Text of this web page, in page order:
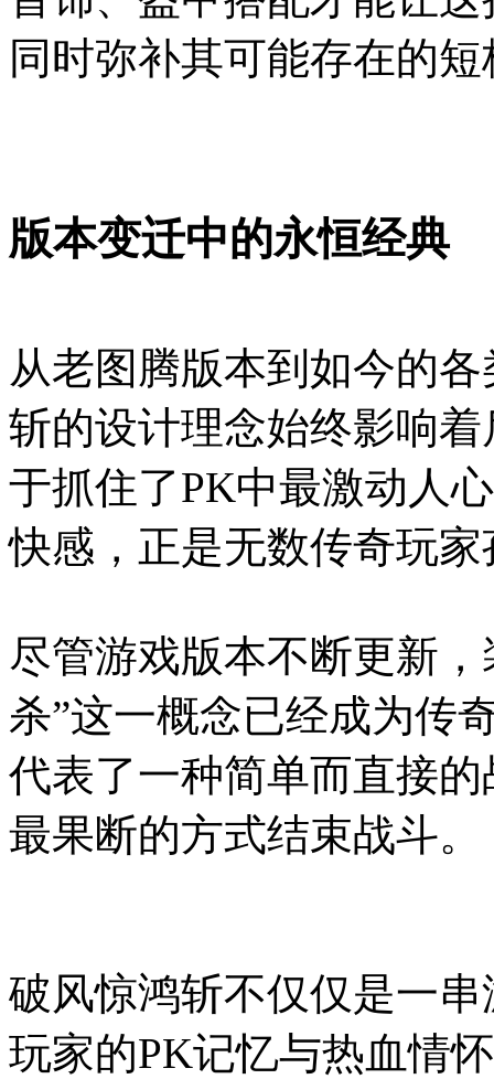
同时弥补其可能存在的短
版本变迁中的永恒经典
从老图腾版本到如今的
斩的设计理念始终影响
于抓住了PK中最激动人
快感，正是无数传奇玩
尽管游戏版本不断更新
杀”这一概念已经成为传
代表了一种简单而直接
最果断的方式结束战斗。
破风惊鸿斩不仅仅是一
玩家的PK记忆与热血情